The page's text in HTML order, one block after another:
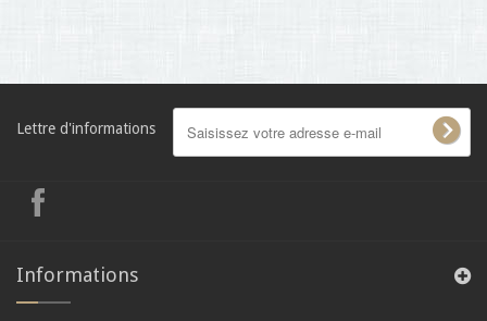
Lettre d'informations
Informations